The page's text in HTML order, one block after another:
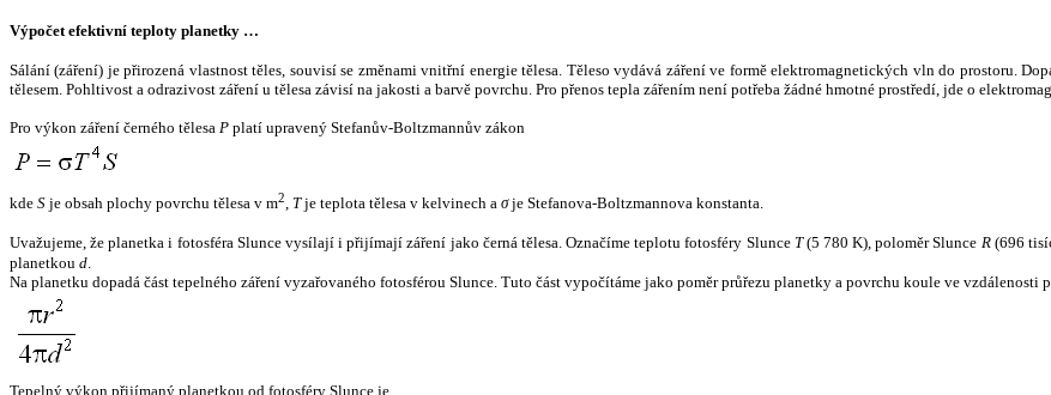
Výpočet efektivní teploty planetky …
Sálání (záření) je přirozená vlastnost těles, souvisí se změnami vnitřní energie tělesa. Těleso vydává záření ve formě elektromagnetických vln do prostoru.
tělesem. Pohltivost a odrazivost záření u tělesa závisí na jakosti a barvě povrchu. Pro přenos tepla zářením není potřeba žádné hmotné prostředí, jde o
Pro výkon záření černého tělesa P platí upravený Stefanův-Boltzmannův zákon
kde S je obsah plochy povrchu tělesa v m2, Tje teplota tělesa v kelvinech a σje Stefanova-Boltzmannova konstanta.
Uvažujeme, že planetka i fotosféra Slunce vysílají i přijímají záření jako černá tělesa. Označíme teplotu fotosféry Slunce T(5 780 K), poloměr Slunce R(696
planetkou d.
Na planetku dopadá část tepelného záření vyzařovaného fotosférou Slunce. Tuto část vypočítáme jako poměr průřezu planetky a povrchu koule ve vzdálenosti
Tepelný výkon přijímaný planetkou od fotosféry Slunce je